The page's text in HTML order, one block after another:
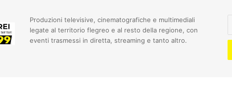
Produzioni televisive, cinematografiche e multimediali
legate al territorio flegreo e al resto della regione, con
eventi trasmessi in diretta, streaming e tanto altro.